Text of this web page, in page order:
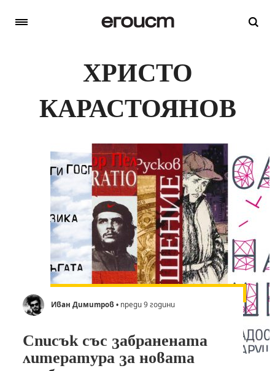
ХРИСТО
КАРАСТОЯНОВ
Иван Димитров• преди 9 години
Списък със забранената
литература за новата